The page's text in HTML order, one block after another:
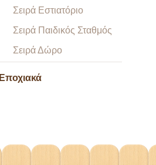
Σειρά Εστιατόριο
Σειρά Παιδικός Σταθμός
Σειρά Δώρο
Εποχιακά